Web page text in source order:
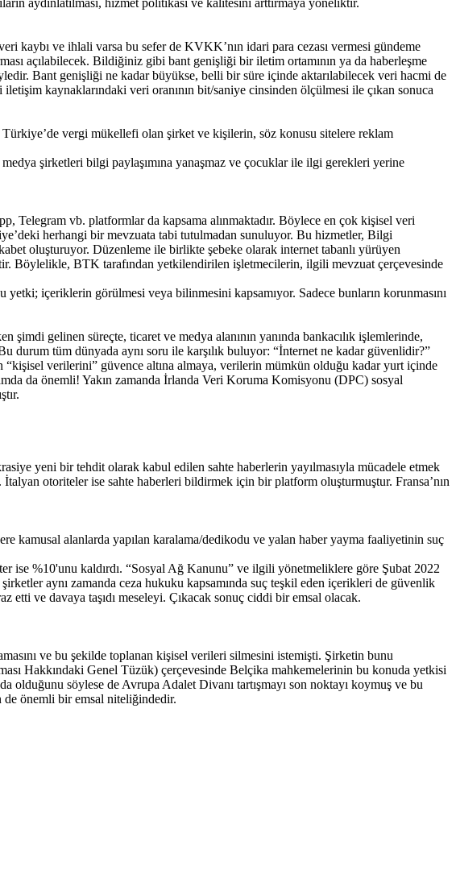
kaybı ve ihlali varsa bu sefer de KVKK’nın idari para cezası vermesi gündeme
açılabilecek. Bildiğiniz gibi bant genişliği bir iletim ortamının ya da haberleşme
Bant genişliği ne kadar büyükse, belli bir süre içinde aktarılabilecek veri hacmi de
kaynaklarındaki veri oranının bit/saniye cinsinden ölçülmesi ile çıkan sonuca
Türkiye’de vergi mükellefi olan şirket ve kişilerin, söz konusu sitelere reklam
şirketleri bilgi paylaşımına yanaşmaz ve çocuklar ile ilgi gerekleri yerine
Telegram vb. platformlar da kapsama alınmaktadır. Böylece en çok kişisel veri
herhangi bir mevzuata tabi tutulmadan sunuluyor. Bu hizmetler, Bilgi
oluşturuyor. Düzenleme ile birlikte şebeke olarak internet tabanlı yürüyen
Böylelikle, BTK tarafından yetkilendirilen işletmecilerin, ilgili mevzuat çerçevesinde
içeriklerin görülmesi veya bilinmesini kapsamıyor. Sadece bunların korunmasını
gelinen süreçte, ticaret ve medya alanının yanında bankacılık işlemlerinde,
durum tüm dünyada aynı soru ile karşılık buluyor: “İnternet ne kadar güvenlidir?”
“kişisel verilerini” güvence altına almaya, verilerin mümkün olduğu kadar yurt içinde
da önemli! Yakın zamanda İrlanda Veri Koruma Komisyonu (DPC) sosyal
yeni bir tehdit olarak kabul edilen sahte haberlerin yayılmasıyla mücadele etmek
otoriteler ise sahte haberleri bildirmek için bir platform oluşturmuştur. Fransa’nın
kamusal alanlarda yapılan karalama/dedikodu ve yalan haber yayma faaliyetinin suç
ise %10'unu kaldırdı. “Sosyal Ağ Kanunu” ve ilgili yönetmeliklere göre Şubat 2022
aynı zamanda ceza hukuku kapsamında suç teşkil eden içerikleri de güvenlik
ve davaya taşıdı meseleyi. Çıkacak sonuç ciddi bir emsal olacak.
ve bu şekilde toplanan kişisel verileri silmesini istemişti. Şirketin bunu
Hakkındaki Genel Tüzük) çerçevesinde Belçika mahkemelerinin bu konuda yetkisi
söylese de Avrupa Adalet Divanı tartışmayı son noktayı koymuş ve bu
de önemli bir emsal niteliğindedir.